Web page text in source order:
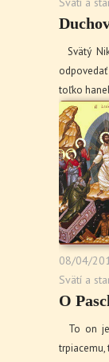
Svätý
toľko
08/04/
Svätí a
O
To on